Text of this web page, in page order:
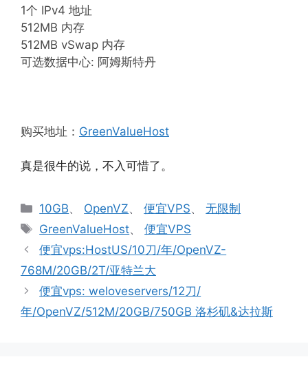
1个 IPv4 地址
512MB 内存
512MB vSwap 内存
可选数据中心: 阿姆斯特丹
购买地址： GreenValueHost
真是很牛的说，不入可惜了。
分
类
10GB、 OpenVZ、便宜VPS、无限制
标
签
GreenValueHost、便宜VPS
便宜vps:HostUS/10刀/年/OpenVZ-
768M/20GB/2T/亚特兰大
便宜vps: weloveservers/12刀/
年/OpenVZ/512M/20GB/750GB 洛杉矶&达拉斯